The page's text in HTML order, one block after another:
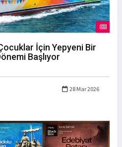
İçin Yepyeni Bir
Başlıyor
28 Mar 2026